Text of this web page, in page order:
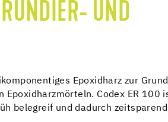
UND
Epoxidharz zur
Epoxidharzmörteln. Codex ER 100
belegreif und dadurch